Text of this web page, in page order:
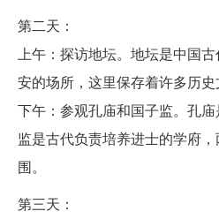
第二天：
上午：探访地坛。地坛是中国
安的场所，这里保存着许多历史
下午：参观孔庙和国子监。孔
监是古代负责培养进士的学府
围。
第三天：